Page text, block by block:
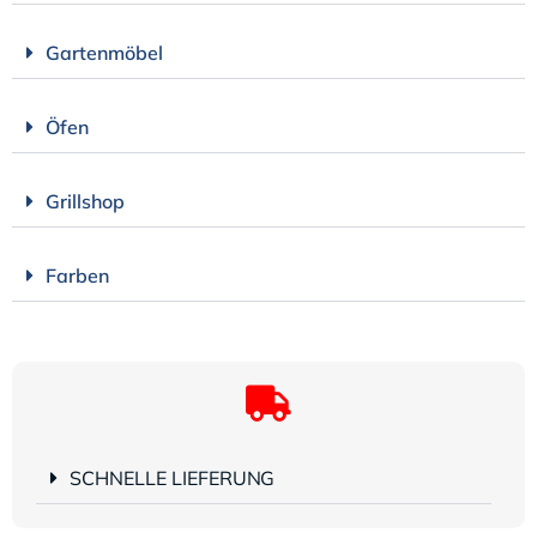
Gartenmöbel
Öfen
Grillshop
Farben
SCHNELLE LIEFERUNG